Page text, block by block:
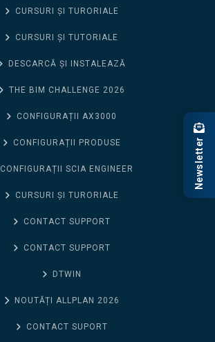
CURSURI ȘI TURORIALE
CURSURI ȘI TUTORIALE
DESCARCĂ ȘI INSTALEAZĂ
THE BIM CHALLENGE 2026
CONFIGURAȚII AX3000
CONFIGURAȚII PRODUSE
CONFIGURAȚII SCIA ENGINEER
CURSURI ȘI TURORIALE
CONTACT SUPPORT
CONTACT SUPPORT
DTWIN
NOUTĂȚI ALLPLAN 2026
CONTACT SUPORT
Newsletter